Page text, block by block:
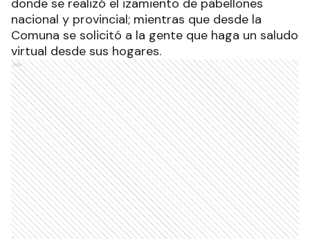
nacional y provincial; mientras que desde la
Comuna se solicitó a la gente que haga un saludo
virtual desde sus hogares.
Ads